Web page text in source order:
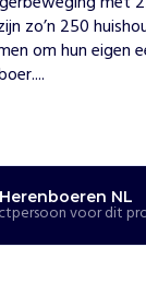
zo’n 250
om hun eigen
NL
voor dit